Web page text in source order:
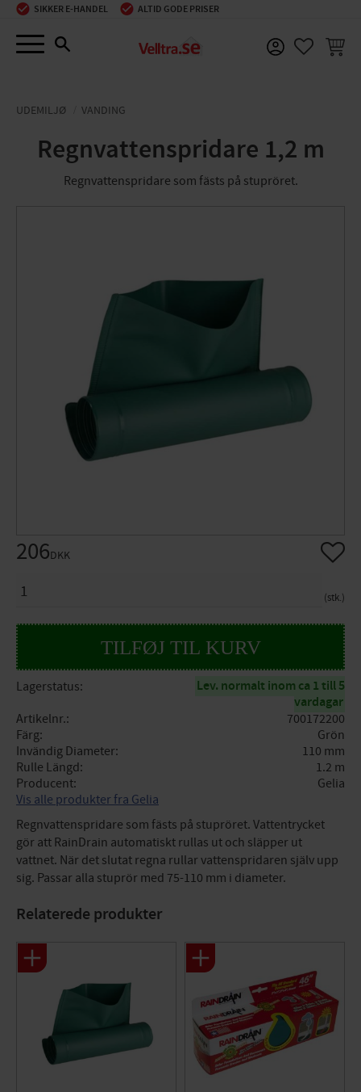
Menu
SIKKER E-HANDEL ALTID GODE PRISER
UDEMILJØ VANDING
Regnvattenspridare 1,2 m
​Regnvattenspridare som fästs på stupröret.
206DKK
stk.
Gem
Lagerstatus
Lev. normalt inom ca 1 till 5
vardagar
Artikelnr.
700172200
Färg
Grön
Invändig Diameter
110 mm
Rulle Längd
1.2 m
Producent
Gelia
Vis alle produkter fra Gelia
Regnvattenspridare som fästs på stupröret. Vattentrycket
gör att RainDrain automatiskt rullas ut och släpper ut
vattnet. När det slutat regna rullar vattenspridaren själv upp
sig. Passar alla stuprör med 75-110 mm i diameter.
Relaterede produkter